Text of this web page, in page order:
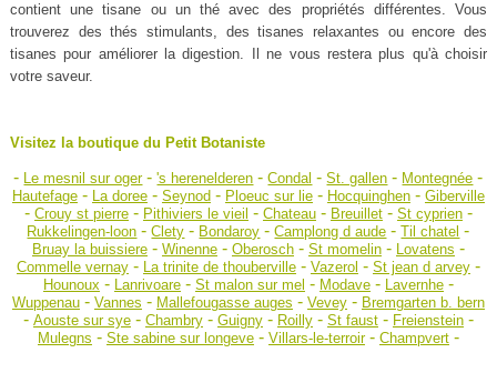
contient une tisane ou un thé avec des propriétés différentes. Vous
trouverez des thés stimulants, des tisanes relaxantes ou encore des
tisanes pour améliorer la digestion. Il ne vous restera plus qu'à choisir
votre saveur.
Visitez la boutique du Petit Botaniste
- Le mesnil sur oger-'s herenelderen -Condal -St. gallen - Montegnée -
Hautefage- La doree- Seynod- Ploeuc sur lie- Hocquinghen- Giberville
- Crouy st pierre- Pithiviers le vieil - Chateau- Breuillet- St cyprien-
Rukkelingen-loon -Clety - Bondaroy -Camplong d aude -Til chatel -
Bruay la buissiere- Winenne- Oberosch- St momelin- Lovatens -
Commelle vernay- La trinite de thouberville- Vazerol - St jean d arvey-
Hounoux - Lanrivoare- St malon sur mel - Modave- Lavernhe-
Wuppenau- Vannes - Mallefougasse auges - Vevey- Bremgarten b. bern
- Aouste sur sye- Chambry- Guigny- Roilly- St faust- Freienstein-
Mulegns - Ste sabine sur longeve- Villars-le-terroir- Champvert-